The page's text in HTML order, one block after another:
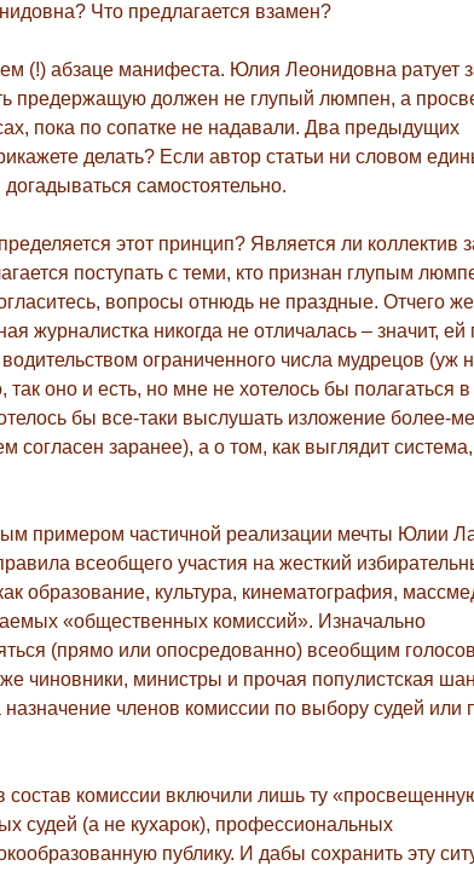
Что предлагается взамен?
(!) абзаце манифеста. Юлия Леонидовна ратует
предержащую должен не глупый люмпен, а
пока по сопатке не надавали. Два предыдущих
делать? Если автор статьи ни словом
самостоятельно.
этот принцип? Является ли коллектив
поступать с теми, кто признан глупым
вопросы отнюдь не праздные. Отчего же
журналистка никогда не отличалась – значит, ей
ограниченного числа мудрецов (уж
оно и есть, но мне не хотелось бы полагаться в
бы все-таки выслушать изложение более-
согласен заранее), а о том, как выглядит
примером частичной реализации мечты Юлии
всеобщего участия на жесткий
образование, культура, кинематография,
«общественных комиссий». Изначально
(прямо или опосредованно) всеобщим
чиновники, министры и прочая популистская
членов комиссии по выбору судей или
состав комиссии включили лишь ту
судей (а не кухарок), профессиональных
публику. И дабы сохранить эту